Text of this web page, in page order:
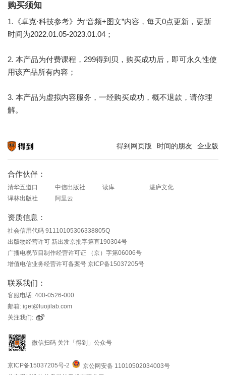
购买须知
1.《卓克·科技参考》为“音频+图文”内容，每天0点更新，更新
时间为2022.01.05-2023.01.04；
2. 本产品为付费课程，299得到贝，购买成功后，即可永久性使
用该产品所有内容；
3. 本产品为虚拟内容服务，一经购买成功，概不退款，请你理
解。
得到网页版 时间的朋友 企业版
合作伙伴：
清华五道口 中信出版社 读库
湛庐文化
译林出版社
阿里云
资质信息：
社会信用代码 91110105306338805Q
出版物经营许可 新出发京批字第直190304号
广播电视节目制作经营许可证 （京）字第06006号
增值电信业务经营许可备案号 京ICP备15037205号
联系我们：
客服电话: 400-0526-000
邮箱: iget@luojilab.com
关注我们:
微信扫码 关注「得到」公众号
京ICP备15037205号-2
京公网安备 11010502034003号